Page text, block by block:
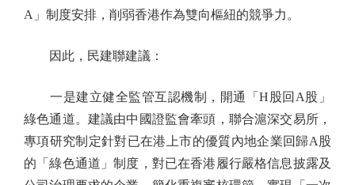
A」制度安排，削弱香港作為雙向樞紐的競爭力。
因此，民建聯建議：
一是建立健全監管互認機制，開通「H股回A股」
綠色通道。建議由中國證監會牽頭，聯合滬深交易所，
專項研究制定針對已在港上市的優質內地企業回歸A股
的「綠色通道」制度，對已在香港履行嚴格信息披露及